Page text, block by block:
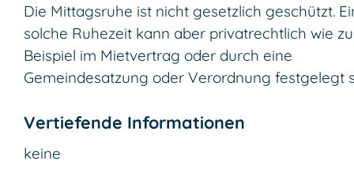
Die Mittagsruhe ist nicht gesetzlich geschützt.
solche Ruhezeit kann aber privatrechtlich wie
Beispiel im Mietvertrag oder durch eine
Gemeindesatzung oder Verordnung festgelegt
Vertiefende Informationen
keine